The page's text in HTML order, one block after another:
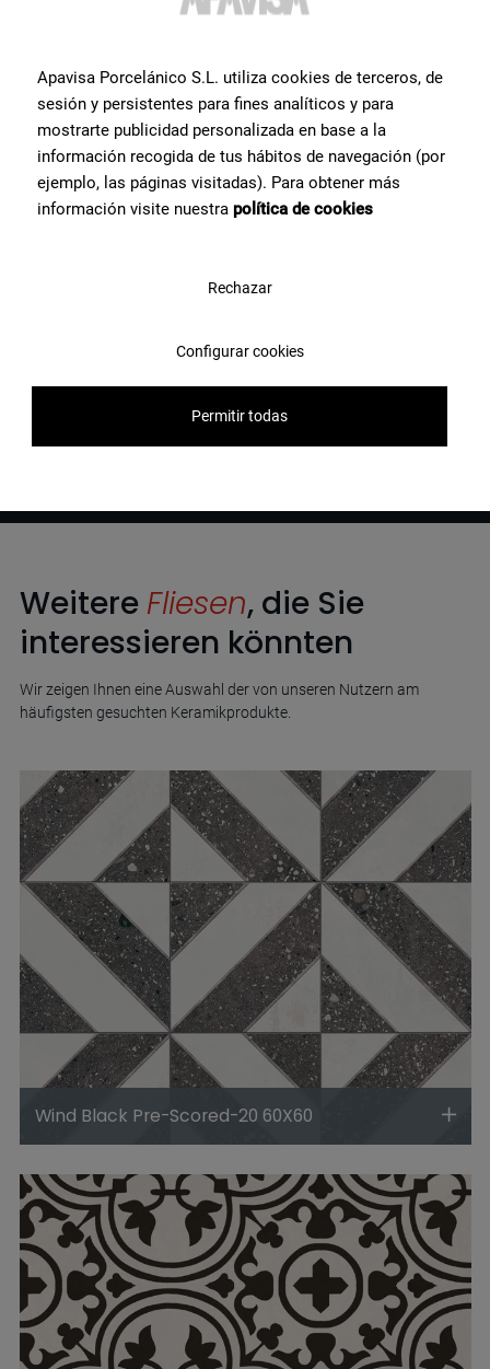
bei allem, was Sie für Ihr Projekt benötigen.
Kontaktieren Sie uns
Wind Black Pre-Scored-20 60X60
Weitere Fliesen, die Sie
interessieren könnten
Wir zeigen Ihnen eine Auswahl der von unseren Nutzern am
häufigsten gesuchten Keramikprodukte.
Apavisa Porcelánico S.L. utiliza cookies de terceros, de
sesión y persistentes para fines analíticos y para
mostrarte publicidad personalizada en base a la
información recogida de tus hábitos de navegación (por
ejemplo, las páginas visitadas). Para obtener más
información visite nuestra política de cookies
Rechazar
Configurar cookies
Permitir todas